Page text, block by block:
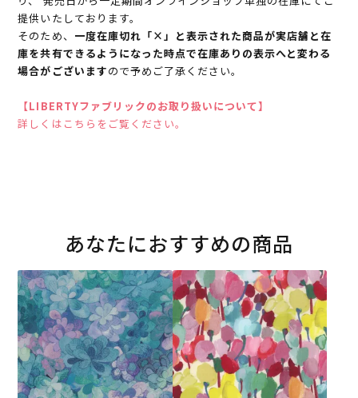
提供いたしております。
そのため、 一度在庫切れ「×」と表示された商品が実店舗と在
庫を共有できるようになった時点で在庫ありの表示へと変わる
場合がございますので予めご了承ください。
【LIBERTYファブリックのお取り扱いについて】
詳しくはこちらをご覧ください。
あなたにおすすめの商品